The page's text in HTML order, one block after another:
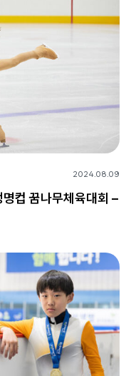
2024.08.09
컵 꿈나무체육대회 –